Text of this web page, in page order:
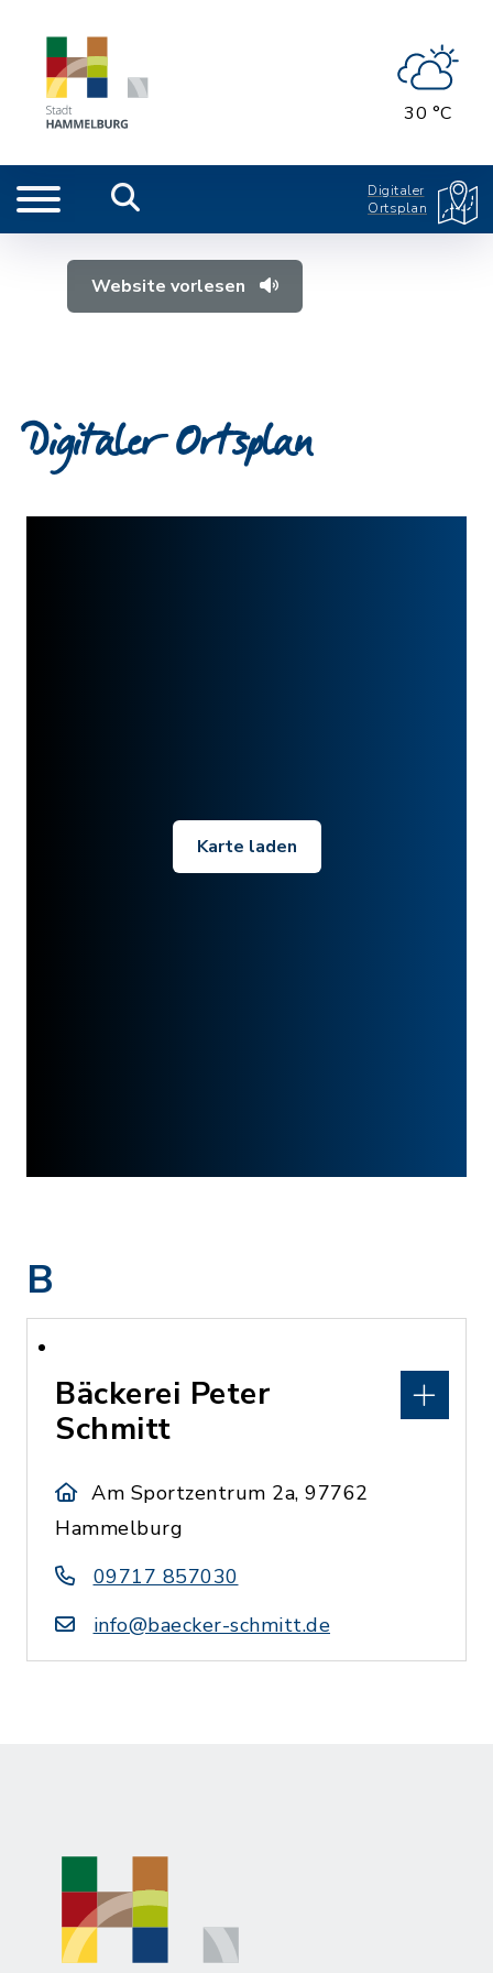
30 °C
Digitaler
Ortsplan
Website vorlesen
Digitaler Ortsplan
Karte laden
B
Bäckerei Peter
Schmitt
Am Sportzentrum 2a, 97762
Hammelburg
09717 857030
info@baecker-schmitt.de